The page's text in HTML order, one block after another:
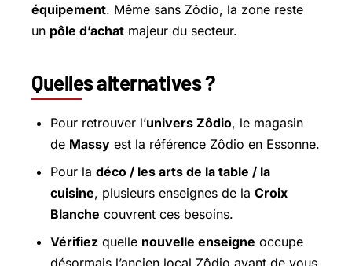
équipement. Même sans Zôdio, la zone reste
un pôle d’achat majeur du secteur.
Quelles alternatives ?
Pour retrouver l’univers Zôdio, le magasin
de Massy est la référence Zôdio en Essonne.
Pour la déco / les arts de la table / la
cuisine, plusieurs enseignes de la Croix
Blanche couvrent ces besoins.
Vérifiez quelle nouvelle enseigne occupe
désormais l’ancien local Zôdio avant de vous